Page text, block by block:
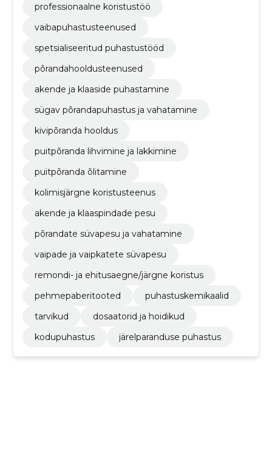
professionaalne koristustöö
vaibapuhastusteenused
spetsialiseeritud puhastustööd
põrandahooldusteenused
akende ja klaaside puhastamine
sügav põrandapuhastus ja vahatamine
kivipõranda hooldus
puitpõranda lihvimine ja lakkimine
puitpõranda õlitamine
kolimisjärgne koristusteenus
akende ja klaaspindade pesu
põrandate süvapesu ja vahatamine
vaipade ja vaipkatete süvapesu
remondi- ja ehitusaegne/järgne koristus
pehmepaberitooted
puhastuskemikaalid
tarvikud
dosaatorid ja hoidikud
kodupuhastus
järelparanduse puhastus